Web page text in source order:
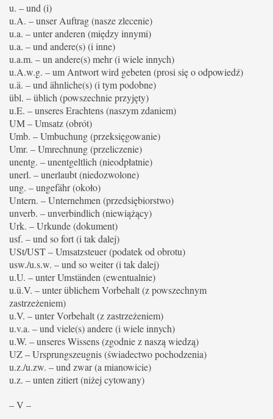
u. – und (i)
u.A. – unser Auftrag (nasze zlecenie)
u.a. – unter anderen (między innymi)
u.a. – und andere(s) (i inne)
u.a.m. – un andere(s) mehr (i wiele innych)
u.A.w.g. – um Antwort wird gebeten (prosi się o odpowiedź)
u.ä. – und ähnliche(s) (i tym podobne)
übl. – üblich (powszechnie przyjęty)
u.E. – unseres Erachtens (naszym zdaniem)
UM – Umsatz (obrót)
Umb. – Umbuchung (przeksięgowanie)
Umr. – Umrechnung (przeliczenie)
unentg. – unentgeltlich (nieodpłatnie)
unerl. – unerlaubt (niedozwolone)
ung. – ungefähr (około)
Untern. – Unternehmen (przedsiębiorstwo)
unverb. – unverbindlich (niewiążący)
Urk. – Urkunde (dokument)
usf. – und so fort (i tak dalej)
USt/UST – Umsatzsteuer (podatek od obrotu)
usw./u.s.w. – und so weiter (i tak dalej)
u.U. – unter Umständen (ewentualnie)
u.ü.V. – unter üblichem Vorbehalt (z powszechnym
zastrzeżeniem)
u.V. – unter Vorbehalt (z zastrzeżeniem)
u.v.a. – und viele(s) andere (i wiele innych)
u.W. – unseres Wissens (zgodnie z naszą wiedzą)
UZ – Ursprungszeugnis (świadectwo pochodzenia)
u.z./u.zw. – und zwar (a mianowicie)
u.z. – unten zitiert (niżej cytowany)
– V –